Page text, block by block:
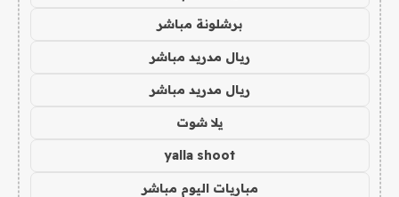
برشلونة مباشر
ريال مدريد مباشر
ريال مدريد مباشر
يلا شوت
yalla shoot
مباريات اليوم مباشر